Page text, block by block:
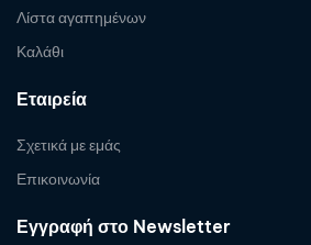
Λίστα αγαπημένων
Καλάθι
Εταιρεία
Σχετικά με εμάς
Επικοινωνία
Εγγραφή στο Newsletter